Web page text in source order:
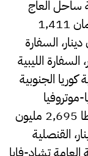
ساحل العاج
1,525 مليون، السفارة الليبية سلطنة عُمان 1,411
غانا 1,150 مليون دينار، السفارة
402,946 ألف دينار، السفارة الليبية
كوريا الجنوبية
موتروفيا
666,206 ألف دينار، السفارة الليبية مالطا 2,695 مليون
1,18 مليون دينار، القنصلية
العامة تشاد-فايا